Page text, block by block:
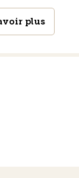
plus